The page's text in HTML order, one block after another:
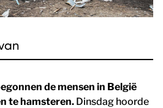
de mensen in België
te hamsteren. Dinsdag hoorde